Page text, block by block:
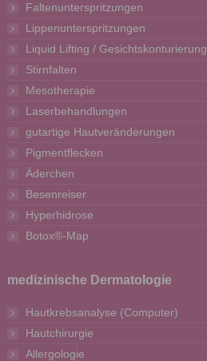
Faltenunterspritzungen
Lippenunterspritzungen
Liquid Lifting / Gesichtskonturierung
Stirnfalten
Mesotherapie
Laserbehandlungen
gutartige Hautveränderungen
Pigmentflecken
Äderchen
Besenreiser
Hyperhidrose
Botox®-Map
medizinische Dermatologie
Hautkrebsanalyse (Computer)
Hautchirurgie
Allergologie